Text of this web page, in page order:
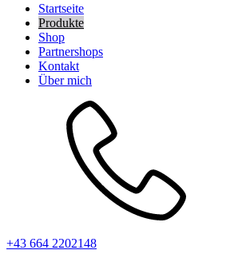
Startseite
Produkte
Shop
Partnershops
Kontakt
Über mich
+43 664 2202148